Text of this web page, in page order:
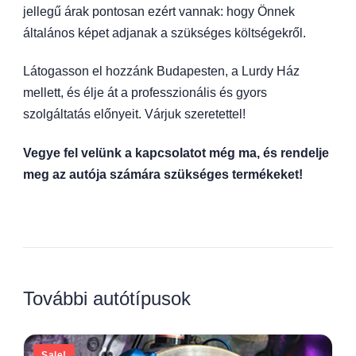
jellegű árak pontosan ezért vannak: hogy Önnek
általános képet adjanak a szükséges költségekről.
Látogasson el hozzánk Budapesten, a Lurdy Ház
mellett, és élje át a professzionális és gyors
szolgáltatás előnyeit. Várjuk szeretettel!
Vegye fel velünk a kapcsolatot még ma, és rendelje
meg az autója számára szükséges termékeket!
További autótípusok